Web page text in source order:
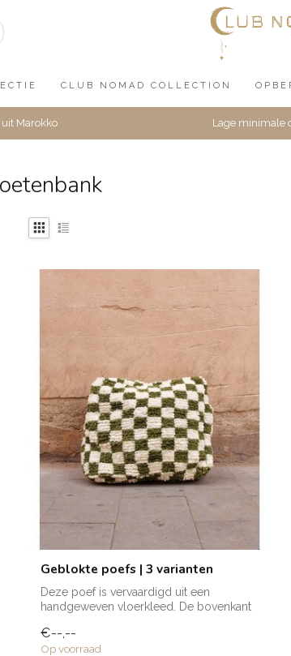
CLUB NOMAD COLLECTION
Marokko Lage minimale
Geblokte poefs | 3 varianten
Deze poef is vervaardigd uit een
handgeweven vloerkleed. De bovenkant
€--,--
Op voorraad